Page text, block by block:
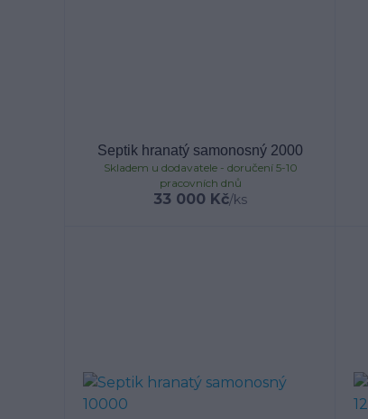
Septik hranatý samonosný 2000
33 000 Kč/ks
Skladem u dodavatele - doručení 5-10
pracovních dnů